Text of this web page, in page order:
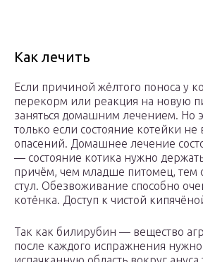
Как лечить
Если причиной жёлтого поноса у
перекорм или реакция на новую
заняться домашним лечением. Но
только если состояние котейки не
опасений. Домашнее лечение
— состояние котика нужно
причём, чем младше питомец, тем
стул. Обезвоживание способно
котёнка. Доступ к чистой
Так как билирубин — вещество
после каждого испражнения